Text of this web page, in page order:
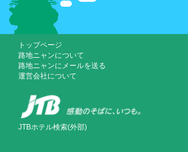
トップページ
路地ニャンについて
路地ニャンにメールを送る
運営会社について
JTBホテル検索(外部)